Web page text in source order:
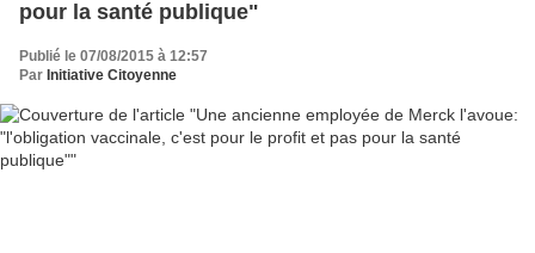
pour la santé publique"
Publié le 07/08/2015 à 12:57
Par Initiative Citoyenne